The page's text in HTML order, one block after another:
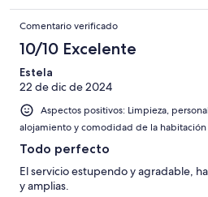
Comentario verificado
10/10 Excelente
Estela
22 de dic de 2024
Aspectos positivos: Limpieza,
alojamiento y comodidad de la habitación
Todo perfecto
El servicio estupendo y agradable,
y amplias.